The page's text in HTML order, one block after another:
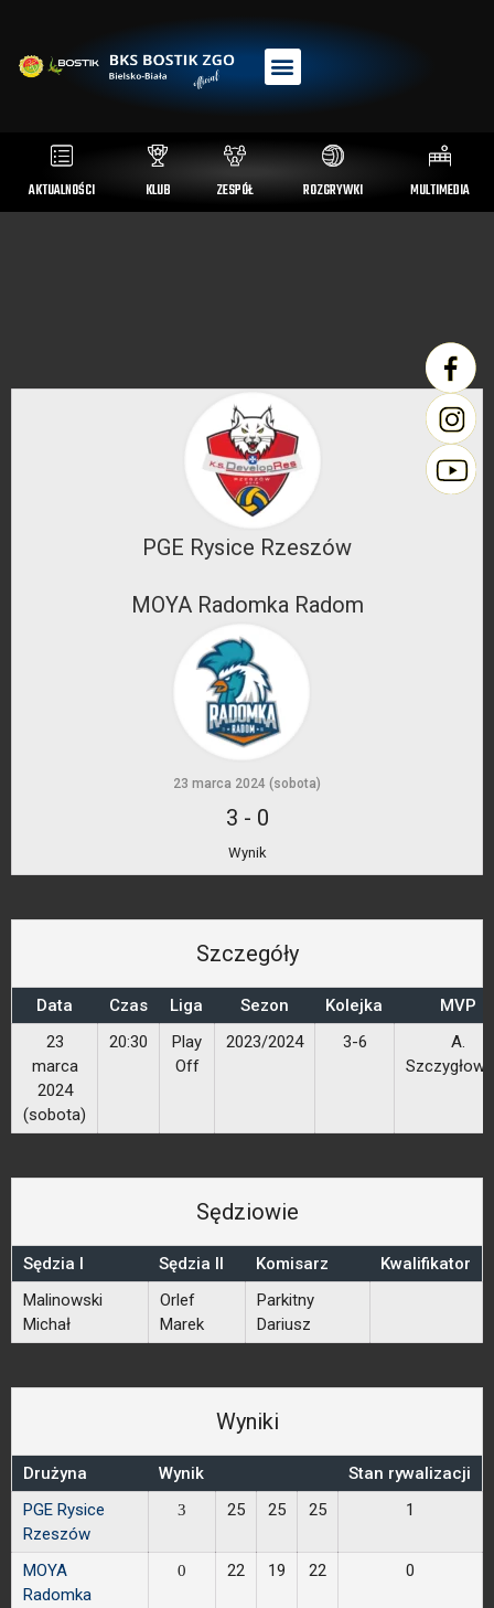
AKTUALNOŚCI KLUB ZESPÓŁ ROZGRYWKI MULTIMEDIA
PGE Rysice Rzeszów
MOYA Radomka Radom
23 marca 2024 (sobota)
3 - 0
Wynik
Szczegóły
Data Czas Liga Sezon Kolejka
MVP
23
marca
2024
(sobota)
20:30
Play
Off
2023/2024 3-6
A.
Sędziowie
Sędzia I Sędzia II Komisarz
Kwalifikator
Malinowski
Michał
Orlef
Marek
Parkitny
Dariusz
Wyniki
Drużyna Wynik
Stan rywalizacji
PGE Rysice
Rzeszów
3 25 25 25 1
MOYA
Radomka
0 22 19 22 0